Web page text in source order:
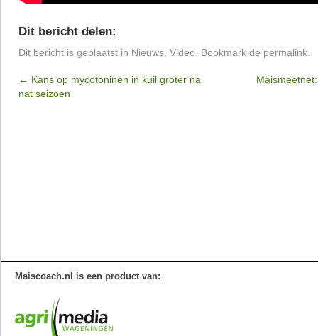
Dit bericht delen:
Dit bericht is geplaatst in Nieuws Video . Bookmark de permalink
← Kans op mycotoninen in kuil groter na
nat seizoen
Maiscoach.nl is een product van: